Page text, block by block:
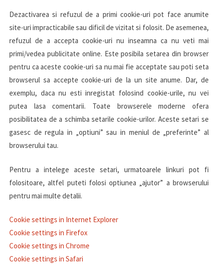
Dezactivarea si refuzul de a primi cookie-uri pot face anumite
site-uri impracticabile sau dificil de vizitat si folosit. De asemenea,
refuzul de a accepta cookie-uri nu inseamna ca nu veti mai
primi/vedea publicitate online. Este posibila setarea din browser
pentru ca aceste cookie-uri sa nu mai fie acceptate sau poti seta
browserul sa accepte cookie-uri de la un site anume. Dar, de
exemplu, daca nu esti inregistat folosind cookie-urile, nu vei
putea lasa comentarii. Toate browserele moderne ofera
posibilitatea de a schimba setarile cookie-urilor. Aceste setari se
gasesc de regula in „optiuni” sau in meniul de „preferinte” al
browserului tau.
Pentru a intelege aceste setari, urmatoarele linkuri pot fi
folositoare, altfel puteti folosi optiunea „ajutor” a browserului
pentru mai multe detalii.
Cookie settings in Internet Explorer
Cookie settings in Firefox
Cookie settings in Chrome
Cookie settings in Safari